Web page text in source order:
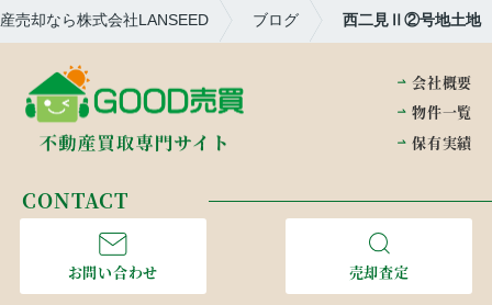
売却なら株式会社LANSEED ブログ 西二見Ⅱ②号地土地
会社概要
物件一覧
保有実績
CONTACT
お問い合わせ 売却査定